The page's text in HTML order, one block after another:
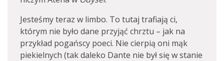
Jesteśmy teraz w limbo. To tutaj trafiają ci,
którym nie było dane przyjąć chrztu – jak na
przykład pogańscy poeci. Nie cierpią oni mąk
piekielnych (tak daleko Dante nie był się w stanie